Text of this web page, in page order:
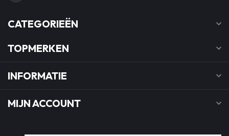
CATEGORIEËN
TOPMERKEN
INFORMATIE
MIJN ACCOUNT